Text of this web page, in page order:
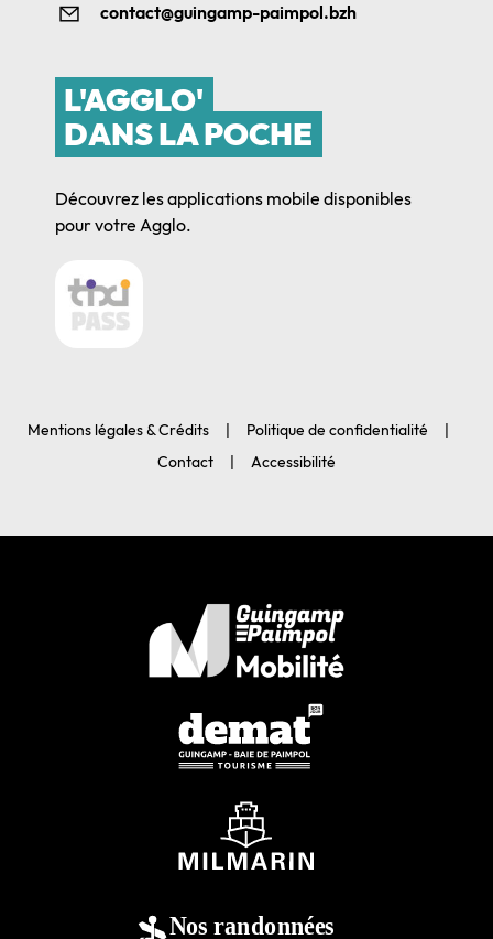
contact@guingamp-paimpol.bzh
L'AGGLO'
DANS LA POCHE
Découvrez les applications mobile disponibles
pour votre Agglo.
Mentions légales & Crédits
Politique de confidentialité
Contact
Accessibilité